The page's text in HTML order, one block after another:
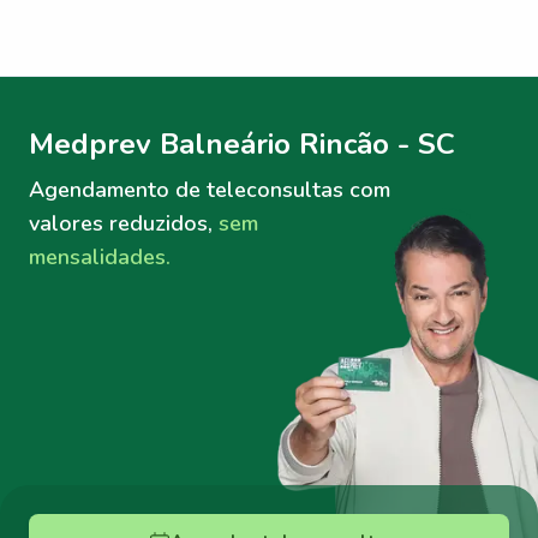
Medprev Balneário Rincão - SC
Agendamento de teleconsultas com
valores reduzidos, sem
mensalidades.